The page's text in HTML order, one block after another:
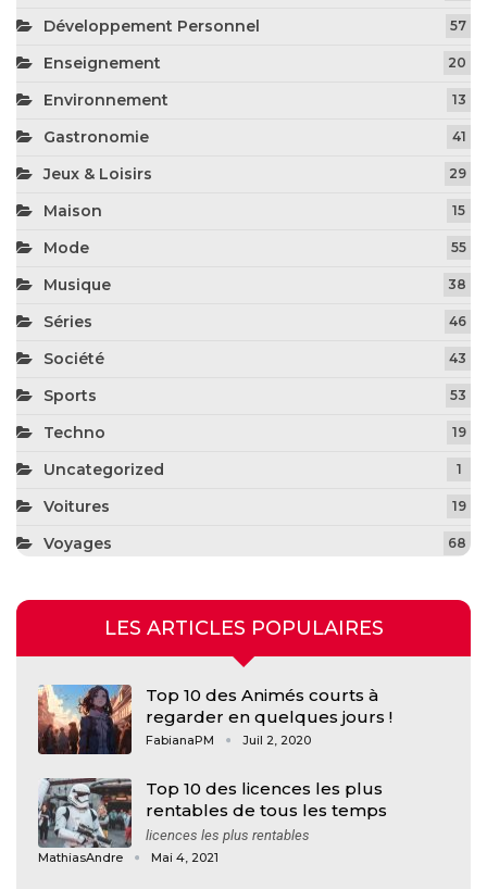
Développement Personnel 57
Enseignement 20
Environnement 13
Gastronomie 41
Jeux & Loisirs 29
Maison 15
Mode 55
Musique 38
Séries 46
Société 43
Sports 53
Techno 19
Uncategorized 1
Voitures 19
Voyages 68
LES ARTICLES POPULAIRES
Top 10 des Animés courts à
regarder en quelques jours !
FabianaPM Juil 2, 2020
Top 10 des licences les plus
rentables de tous les temps
licences les plus rentables
MathiasAndre Mai 4, 2021